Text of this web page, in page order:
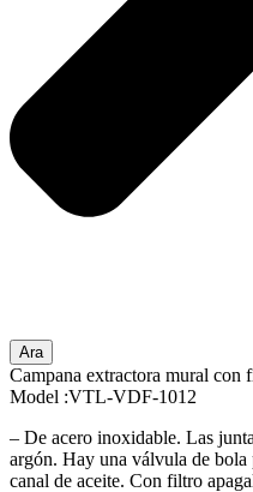
Ara
Campana extractora mural
Model :VTL-VDF-1012
– De acero inoxidable. Las
argón. Hay una válvula de bola
canal de aceite. Con filtro